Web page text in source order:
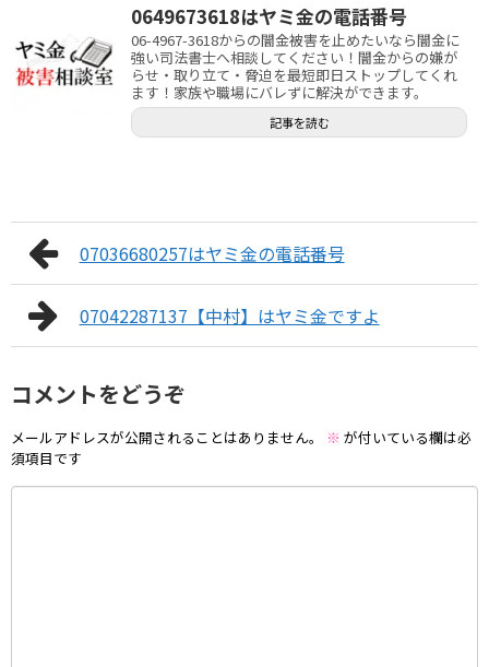
0649673618はヤミ金の電話番号
06-4967-3618からの闇金被害を止めたいなら闇金に
強い司法書士へ相談してください！闇金からの嫌が
らせ・取り立て・脅迫を最短即日ストップしてくれ
ます！家族や職場にバレずに解決ができます。
記事を読む
07036680257はヤミ金の電話番号
07042287137【中村】はヤミ金ですよ
コメントをどうぞ
メールアドレスが公開されることはありません。 ※ が付いている欄は必
須項目です